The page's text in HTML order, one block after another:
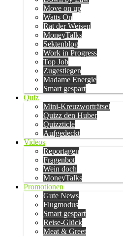
Move on up
Watts On
Rat der Weisen
MoneyTalks
Sektenblog
Work in Progress
Top Job
Zugestiegen
Madame Energie
Smart gespart
Quiz
Mini-Kreuzworträtsel
Quizz den Huber
Quizzticle
Aufgedeckt
Videos
Reportagen
Fragenbot
Wein doch
MoneyTalks
Promotionen
Gute News
Flugmodus
Smart gespart
Reise-Glück
Meat & Greet